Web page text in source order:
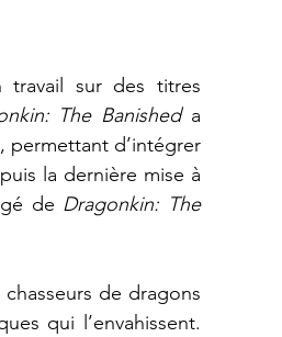
travail sur des titres
The Banished a
permettant d’intégrer
la dernière mise à
de Dragonkin: The
de dragons
qui l’envahissent.